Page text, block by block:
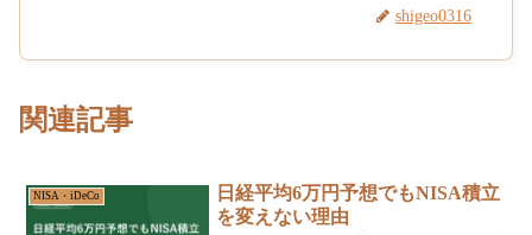
shigeo0316
関連記事
NISA・iDeCo
日経平均6万円予想でもNISA積立
を変えない理由